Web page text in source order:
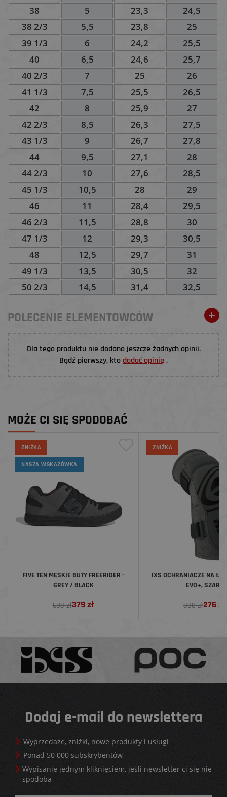
38 5 23,3
24,5
38 2/3
5,5 23,8
25
39 1/3
6 24,2
25,5
40
6,5 24,6
25,7
40 2/3
7 25
26
41 1/3
7,5 25,5
26,5
42
8 25,9
27
42 2/3
8,5 26,3
27,5
43 1/3
9 26,7
27,8
44
9,5 27,1
28
44 2/3
10 27,6
28,5
45 1/3
10,5 28
29
46
11 28,4
29,5
46 2/3
11,5 28,8
30
47 1/3
12 29,3
30,5
48
12,5 29,7
31
49 1/3
13,5 30,5
32
50 2/3
14,5 31,4 32,5
POLECENIE ELEMENTOWCÓW
Dla tego produktu nie dodano jeszcze żadnych opinii.
Bądź pierwszy, kto dodać opinię .
MOŻE CI SIĘ SPODOBAĆ
ZNIŻKA
NASZA WSKAZÓWKA
FIVE TEN MĘSKIE BUTY FREERIDER -
GREY / BLACK
509 zł379zł
ZNIŻKA
IXS OCHRANIACZE NA
EVO+, SZARE
398 zł276zł
Dodaj e-mail do newslettera
Wyprzedaże, zniżki, nowe produkty i usługi
Ponad 50 000 subskrybentów
Wypisanie jednym kliknięciem, jeśli newsletter ci się nie
spodoba